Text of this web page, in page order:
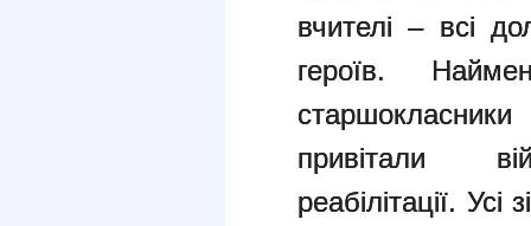
вчителі – всі
героїв.
привітали
реабілітації.